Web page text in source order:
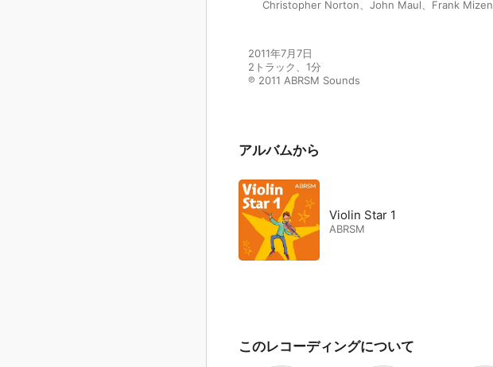
Christopher Norton
John Maul Frank Mizen
2011年7月7日
2トラック、1分
℗ 2011 ABRSM Sounds
アルバムから
Violin Star 1
ABRSM
このレコーディングについて